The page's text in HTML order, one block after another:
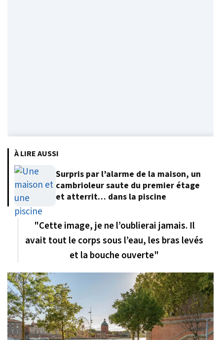
À LIRE AUSSI
Surpris par l’alarme de la maison, un
cambrioleur saute du premier étage
et atterrit… dans la piscine
"Cette image, je ne l’oublierai jamais. Il
avait tout le corps sous l’eau, les bras levés
et la bouche ouverte"